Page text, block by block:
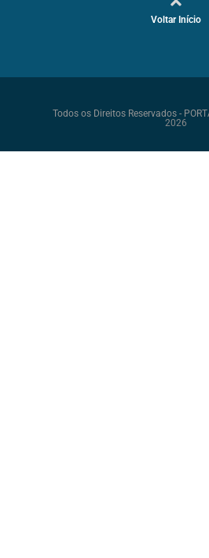
Voltar Início
Todos os Direitos Reservados -
2026